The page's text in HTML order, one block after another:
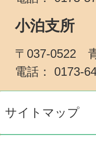
小泊支所
〒037-0522
電話： 0173-
サイトマップ